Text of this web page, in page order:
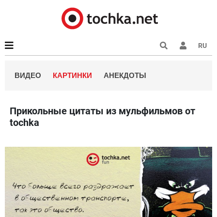
RU
ВИДЕО КАРТИНКИ АНЕКДОТЫ
Прикольные цитаты из мульфильмов от
tochka